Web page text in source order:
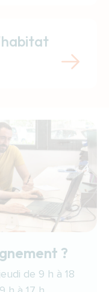
?
de 9 h à 18